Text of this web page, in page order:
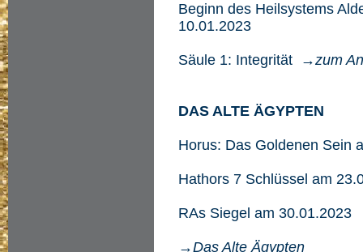
Beginn des Heilsystems
10.01.2023
Säule 1: Integrität →zum
DAS ALTE ÄGYPTEN
Horus: Das Goldenen Sein
Hathors 7 Schlüssel am
RAs Siegel am 30.01.2023
→Das Alte Ägypten